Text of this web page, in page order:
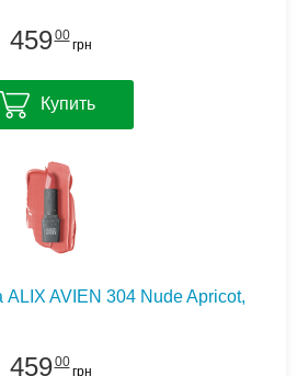
45900
грн
Купить
AVIEN 304 Nude Apricot,
45900
грн